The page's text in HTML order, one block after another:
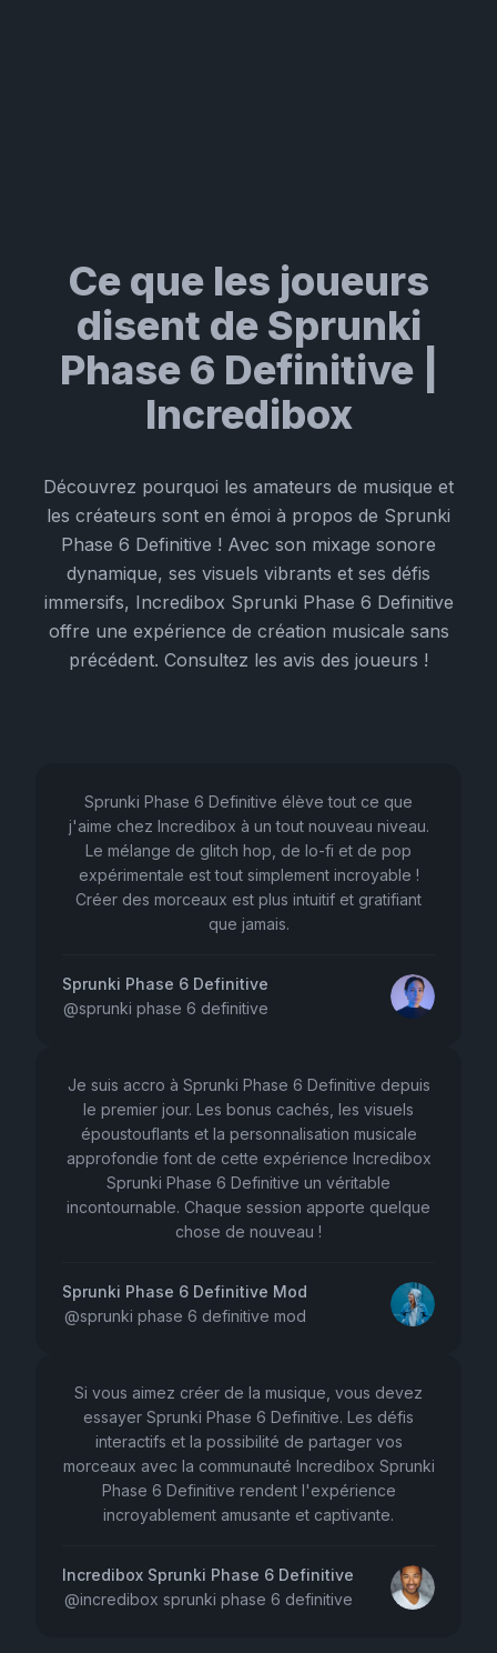
Ce que les joueurs
disent de Sprunki
Phase 6 Definitive |
Incredibox
Découvrez pourquoi les amateurs de musique et
les créateurs sont en émoi à propos de Sprunki
Phase 6 Definitive ! Avec son mixage sonore
dynamique, ses visuels vibrants et ses défis
immersifs, Incredibox Sprunki Phase 6 Definitive
offre une expérience de création musicale sans
précédent. Consultez les avis des joueurs !
Sprunki Phase 6 Definitive élève tout ce que
j'aime chez Incredibox à un tout nouveau niveau.
Le mélange de glitch hop, de lo-fi et de pop
expérimentale est tout simplement incroyable !
Créer des morceaux est plus intuitif et gratifiant
que jamais.
Sprunki Phase 6 Definitive
@sprunki phase 6 definitive
Je suis accro à Sprunki Phase 6 Definitive depuis
le premier jour. Les bonus cachés, les visuels
époustouflants et la personnalisation musicale
approfondie font de cette expérience Incredibox
Sprunki Phase 6 Definitive un véritable
incontournable. Chaque session apporte quelque
chose de nouveau !
Sprunki Phase 6 Definitive Mod
@sprunki phase 6 definitive mod
Si vous aimez créer de la musique, vous devez
essayer Sprunki Phase 6 Definitive. Les défis
interactifs et la possibilité de partager vos
morceaux avec la communauté Incredibox Sprunki
Phase 6 Definitive rendent l'expérience
incroyablement amusante et captivante.
Incredibox Sprunki Phase 6 Definitive
@incredibox sprunki phase 6 definitive